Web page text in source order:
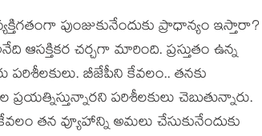
పుంజుకునేందుకు ప్రాధాన్యం ఇస్తారా?
చ‌ర్చ‌గా మారింది. ప్ర‌స్తుతం ఉన్న
ప‌రిశీల‌కులు. బీజేపీని కేవ‌లం.. త‌న‌కు
ప‌రిశీల‌కులు చెబుతున్నారు.
త‌న వ్యూహాన్ని అమ‌లు చేసుకునేందుకు